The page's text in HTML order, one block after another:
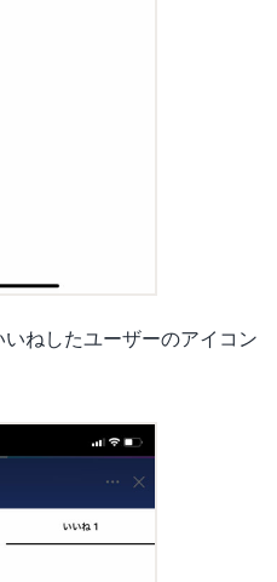
ねしたユーザーのアイコン